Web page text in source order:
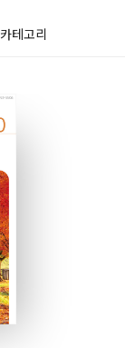
카테고리